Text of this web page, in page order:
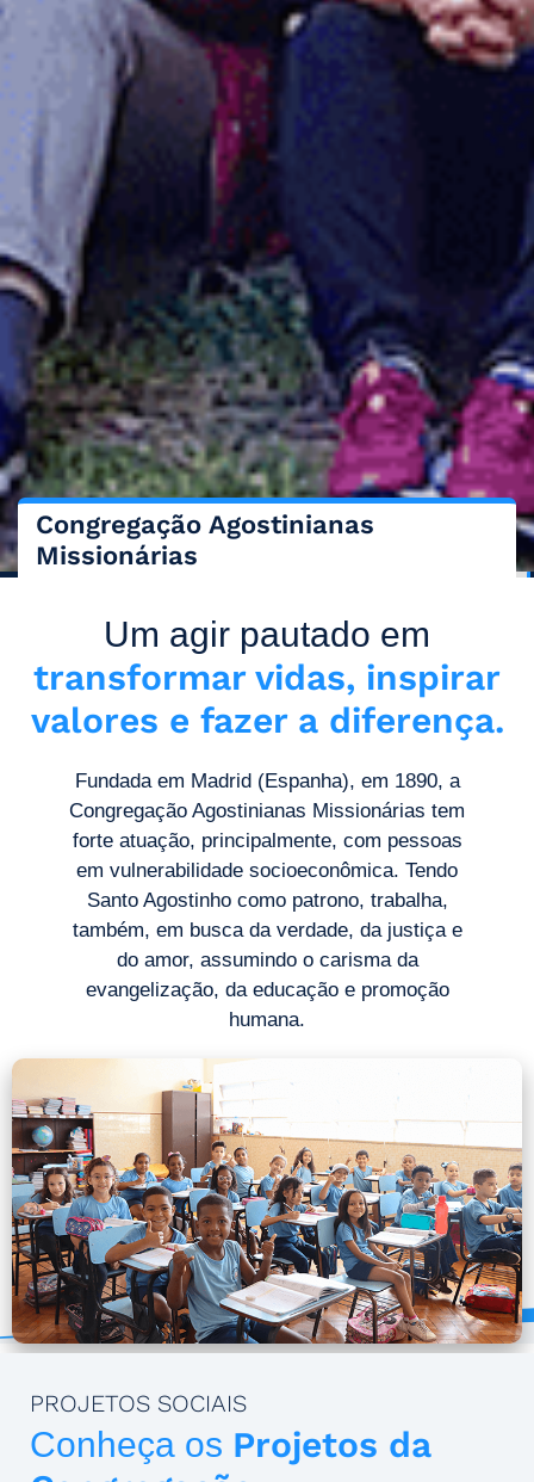
Congregação Agostinianas
Missionárias
Um agir pautado em
transformar vidas, inspirar
valores e fazer a diferença.
Fundada em Madrid (Espanha), em 1890, a
Congregação Agostinianas Missionárias tem
forte atuação, principalmente, com pessoas
em vulnerabilidade socioeconômica. Tendo
Santo Agostinho como patrono, trabalha,
também, em busca da verdade, da justiça e
do amor, assumindo o carisma da
evangelização, da educação e promoção
humana.
PROJETOS SOCIAIS
Conheça os Projetos da